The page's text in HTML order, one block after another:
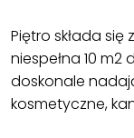
Piętro składa się
niespełna 10 m2
doskonale
kosmetyczne,